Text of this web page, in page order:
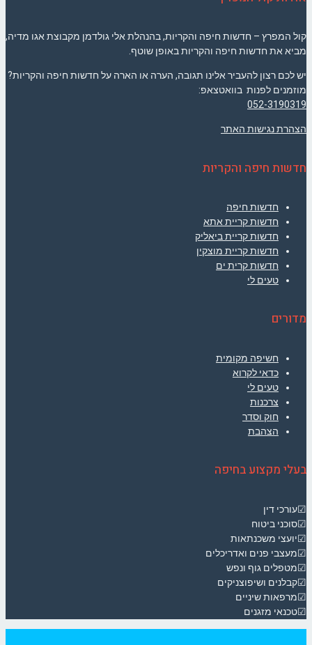
קול המפרץ – חדשות חיפה והקריות, בהנהלת אלי גולדמן מקבוצת אגו מדיה,
מביא את חדשות חיפה והקריות באופן שוטף.
יש לכם רצון להעביר אלינו תגובה, הערה או הארה על חדשות חיפה והקריות?
מוזמנים לפנות בוואטצאפ:
052-3190319
הצהרת נגישות האתר
חדשות חיפה והקריות
חדשות חיפה
חדשות קריית אתא
חדשות קריית ביאליק
חדשות קריית מוצקין
חדשות קרית ים
טעים לי
מדורים
חשיפה מקומית
כדאי לקרוא
טעים לי
צרכנות
חוק וסדר
הצהבת
בעלי מקצוע בחיפה
☑עורכי דין
☑סוכני ביטוח
☑יועצי משכנתאות
☑מעצבי פנים ואדריכלים
☑מטפלים גוף ונפש
☑קבלנים ושיפוצניקים
☑מרפאות שיניים
☑טכנאי מזגנים